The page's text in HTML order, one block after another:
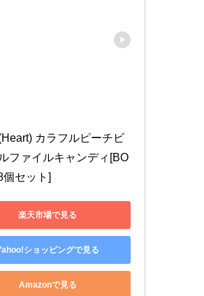
カラフルピーチビ
ファイルキャンディ[BO
個セット]
楽天市場で見る
ショッピングで見る
Amazonで見る